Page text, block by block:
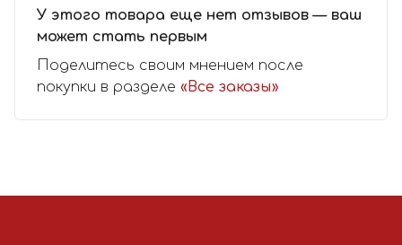
У этого товара еще нет отзывов — ваш
может стать первым
Поделитесь своим мнением после
покупки в разделе «Все заказы»